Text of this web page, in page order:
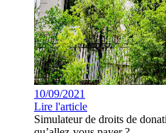
10/09/2021
Lire l'article
Simulateur de droits de